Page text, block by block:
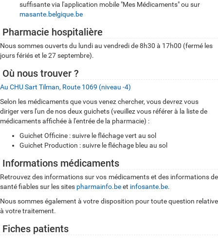
suffisante via l'application mobile "Mes Médicaments" ou sur
masante.belgique.be
Pharmacie hospitalière
Nous sommes ouverts du lundi au vendredi de 8h30 à 17h00 (fermé les
jours fériés et le 27 septembre).
Où nous trouver ?
Au CHU Sart Tilman, Route 1069 (niveau -4)
Selon les médicaments que vous venez chercher, vous devrez vous
diriger vers l'un de nos deux guichets (veuillez vous référer à la liste de
médicaments affichée à l'entrée de la pharmacie) :
Guichet Officine : suivre le fléchage vert au sol
Guichet Production : suivre le fléchage bleu au sol
Informations médicaments
Retrouvez des informations sur vos médicaments et des informations de
santé fiables sur les sites pharmainfo.beet infosante.be.
Nous sommes également à votre disposition pour toute question relative
à votre traitement.
Fiches patients